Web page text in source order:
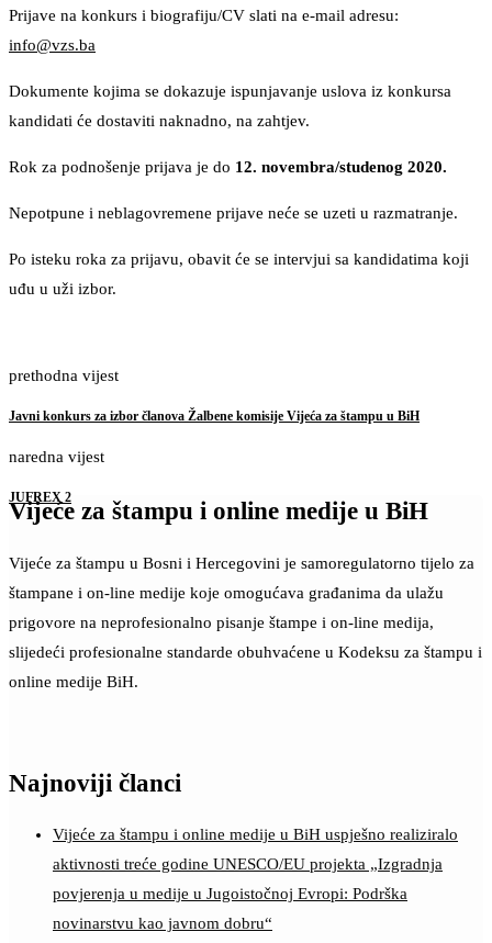
Prijave na konkurs i biografiju/CV slati na e-mail adresu:
info@vzs.ba
Dokumente kojima se dokazuje ispunjavanje uslova iz konkursa
kandidati će dostaviti naknadno, na zahtjev.
Rok za podnošenje prijava je do 12. novembra/studenog 2020.
Nepotpune i neblagovremene prijave neće se uzeti u razmatranje.
Po isteku roka za prijavu, obavit će se intervjui sa kandidatima koji
uđu u uži izbor.
prethodna vijest
Javni konkurs za izbor članova Žalbene komisije Vijeća za štampu u BiH
naredna vijest
JUFREX 2
Vijeće za štampu i online medije u BiH
Vijeće za štampu u Bosni i Hercegovini je samoregulatorno tijelo za
štampane i on-line medije koje omogućava građanima da ulažu
prigovore na neprofesionalno pisanje štampe i on-line medija,
slijedeći profesionalne standarde obuhvaćene u Kodeksu za štampu i
online medije BiH.
Najnoviji članci
Vijeće za štampu i online medije u BiH uspješno realiziralo
aktivnosti treće godine UNESCO/EU projekta „Izgradnja
povjerenja u medije u Jugoistočnoj Evropi: Podrška
novinarstvu kao javnom dobru“